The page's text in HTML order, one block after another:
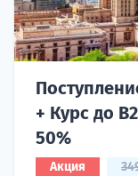
+ Курс до
50%
Акция